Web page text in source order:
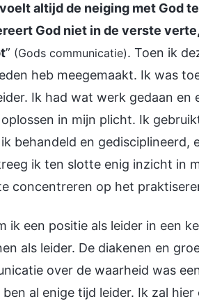
altijd de neiging met God
God niet in de verste
” (Gods communicatie). Toen ik
heb meegemaakt. Ik was
Ik had wat werk gedaan
in mijn plicht. Ik
behandeld en
ik ten slotte enig inzicht in
concentreren op het
ik een positie als leider in een
als leider. De diakenen en
over de waarheid was
ben al enige tijd leider. Ik zal